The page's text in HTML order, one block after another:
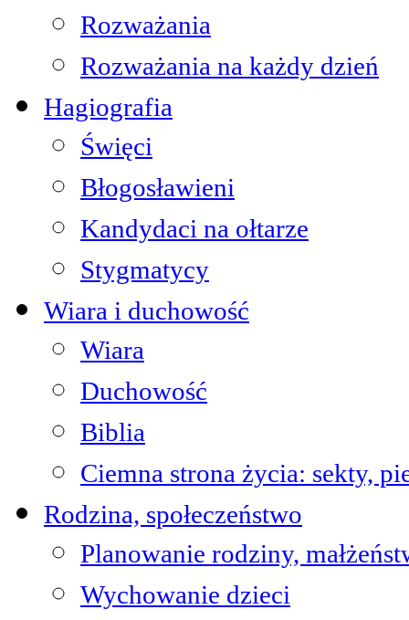
Rozważania
Rozważania na każdy dzień
Hagiografia
Święci
Błogosławieni
Kandydaci na ołtarze
Stygmatycy
Wiara i duchowość
Wiara
Duchowość
Biblia
Ciemna strona życia: sekty,
Rodzina, społeczeństwo
Planowanie rodziny,
Wychowanie dzieci